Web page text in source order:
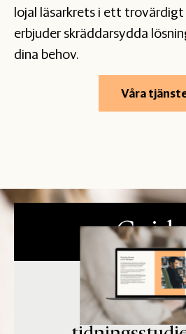
lojal läsarkrets i ett trovärdigt
erbjuder skräddarsydda
dina behov.
Våra